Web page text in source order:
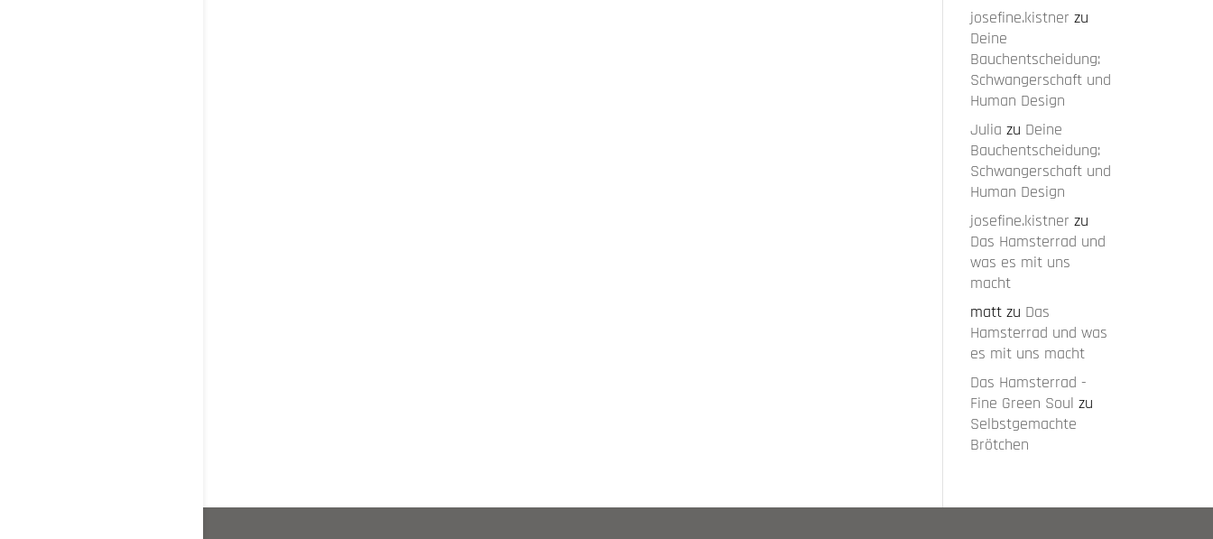
josefine.kistner zu
Deine
Bauchentscheidung:
Schwangerschaft und
Human Design
Julia zu Deine
Bauchentscheidung:
Schwangerschaft und
Human Design
josefine.kistner zu
Das Hamsterrad und
was es mit uns
macht
matt zu Das
Hamsterrad und was
es mit uns macht
Das Hamsterrad -
Fine Green Soul zu
Selbstgemachte
Brötchen